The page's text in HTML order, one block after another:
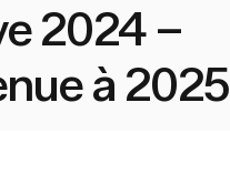
2024 –
à 2025